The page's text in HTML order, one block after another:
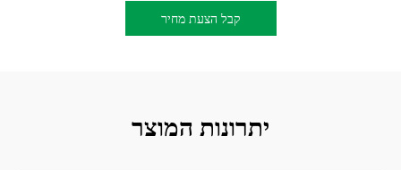
קבל הצעת מחיר
יתרונות המוצר